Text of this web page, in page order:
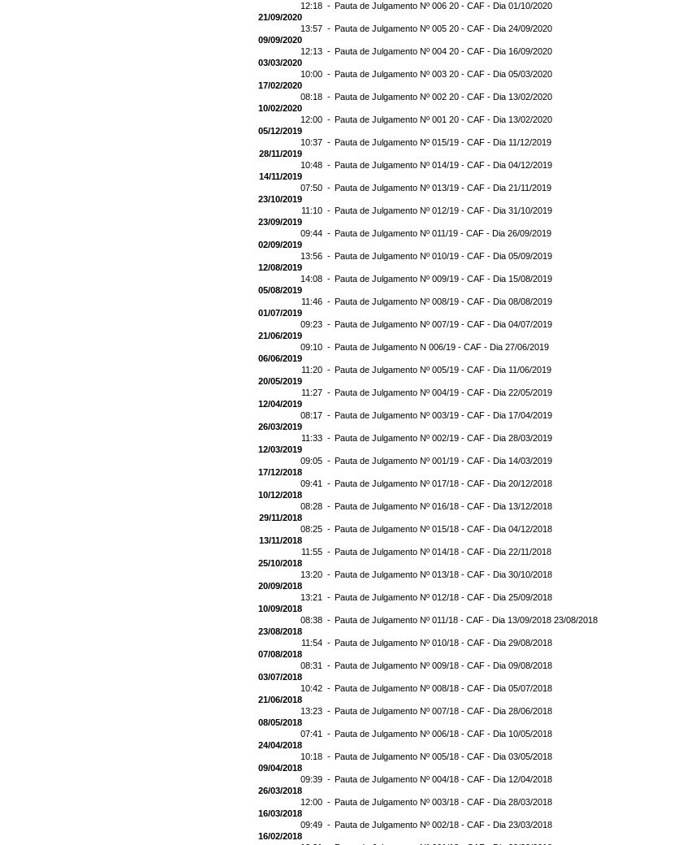
12:18 - Pauta de Julgamento Nº 006 20 - CAF - Dia 01/10/2020
21/09/2020
13:57 - Pauta de Julgamento Nº 005 20 - CAF - Dia 24/09/2020
09/09/2020
12:13 - Pauta de Julgamento Nº 004 20 - CAF - Dia 16/09/2020
03/03/2020
10:00 - Pauta de Julgamento Nº 003 20 - CAF - Dia 05/03/2020
17/02/2020
08:18 - Pauta de Julgamento Nº 002 20 - CAF - Dia 13/02/2020
10/02/2020
12:00 - Pauta de Julgamento Nº 001 20 - CAF - Dia 13/02/2020
05/12/2019
10:37 - Pauta de Julgamento Nº 015/19 - CAF - Dia 11/12/2019
28/11/2019
10:48 - Pauta de Julgamento Nº 014/19 - CAF - Dia 04/12/2019
14/11/2019
07:50 - Pauta de Julgamento Nº 013/19 - CAF - Dia 21/11/2019
23/10/2019
11:10 - Pauta de Julgamento Nº 012/19 - CAF - Dia 31/10/2019
23/09/2019
09:44 - Pauta de Julgamento Nº 011/19 - CAF - Dia 26/09/2019
02/09/2019
13:56 - Pauta de Julgamento Nº 010/19 - CAF - Dia 05/09/2019
12/08/2019
14:08 - Pauta de Julgamento Nº 009/19 - CAF - Dia 15/08/2019
05/08/2019
11:46 - Pauta de Julgamento Nº 008/19 - CAF - Dia 08/08/2019
01/07/2019
09:23 - Pauta de Julgamento Nº 007/19 - CAF - Dia 04/07/2019
21/06/2019
09:10 - Pauta de Julgamento N 006/19 - CAF - Dia 27/06/2019
06/06/2019
11:20 - Pauta de Julgamento Nº 005/19 - CAF - Dia 11/06/2019
20/05/2019
11:27 - Pauta de Julgamento Nº 004/19 - CAF - Dia 22/05/2019
12/04/2019
08:17 - Pauta de Julgamento Nº 003/19 - CAF - Dia 17/04/2019
26/03/2019
11:33 - Pauta de Julgamento Nº 002/19 - CAF - Dia 28/03/2019
12/03/2019
09:05 - Pauta de Julgamento Nº 001/19 - CAF - Dia 14/03/2019
17/12/2018
09:41 - Pauta de Julgamento Nº 017/18 - CAF - Dia 20/12/2018
10/12/2018
08:28 - Pauta de Julgamento Nº 016/18 - CAF - Dia 13/12/2018
29/11/2018
08:25 - Pauta de Julgamento Nº 015/18 - CAF - Dia 04/12/2018
13/11/2018
11:55 - Pauta de Julgamento Nº 014/18 - CAF - Dia 22/11/2018
25/10/2018
13:20 - Pauta de Julgamento Nº 013/18 - CAF - Dia 30/10/2018
20/09/2018
13:21 - Pauta de Julgamento Nº 012/18 - CAF - Dia 25/09/2018
10/09/2018
08:38 - Pauta de Julgamento Nº 011/18 - CAF - Dia 13/09/2018 23/08/2018
23/08/2018
11:54 - Pauta de Julgamento Nº 010/18 - CAF - Dia 29/08/2018
07/08/2018
08:31 - Pauta de Julgamento Nº 009/18 - CAF - Dia 09/08/2018
03/07/2018
10:42 - Pauta de Julgamento Nº 008/18 - CAF - Dia 05/07/2018
21/06/2018
13:23 - Pauta de Julgamento Nº 007/18 - CAF - Dia 28/06/2018
08/05/2018
07:41 - Pauta de Julgamento Nº 006/18 - CAF - Dia 10/05/2018
24/04/2018
10:18 - Pauta de Julgamento Nº 005/18 - CAF - Dia 03/05/2018
09/04/2018
09:39 - Pauta de Julgamento Nº 004/18 - CAF - Dia 12/04/2018
26/03/2018
12:00 - Pauta de Julgamento Nº 003/18 - CAF - Dia 28/03/2018
16/03/2018
09:49 - Pauta de Julgamento Nº 002/18 - CAF - Dia 23/03/2018
16/02/2018